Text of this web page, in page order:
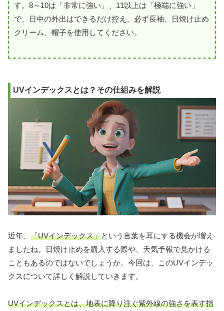
す。8～10は「非常に強い」、11以上は「極端に強い」
で、日中の外出はできるだけ控え、必ず長袖、日焼け止め
クリーム、帽子を使用してください。
UVインデックスとは？その仕組みを解説
近年、 「UVインデックス」という言葉を耳にする機会が増え
ましたね。日焼け止めを購入する際や、天気予報で見かける
こともあるのではないでしょうか。今回は、このUVインデッ
クスについて詳しく解説していきます。
UVインデックスとは、地表に降り注ぐ紫外線の強さを表す指